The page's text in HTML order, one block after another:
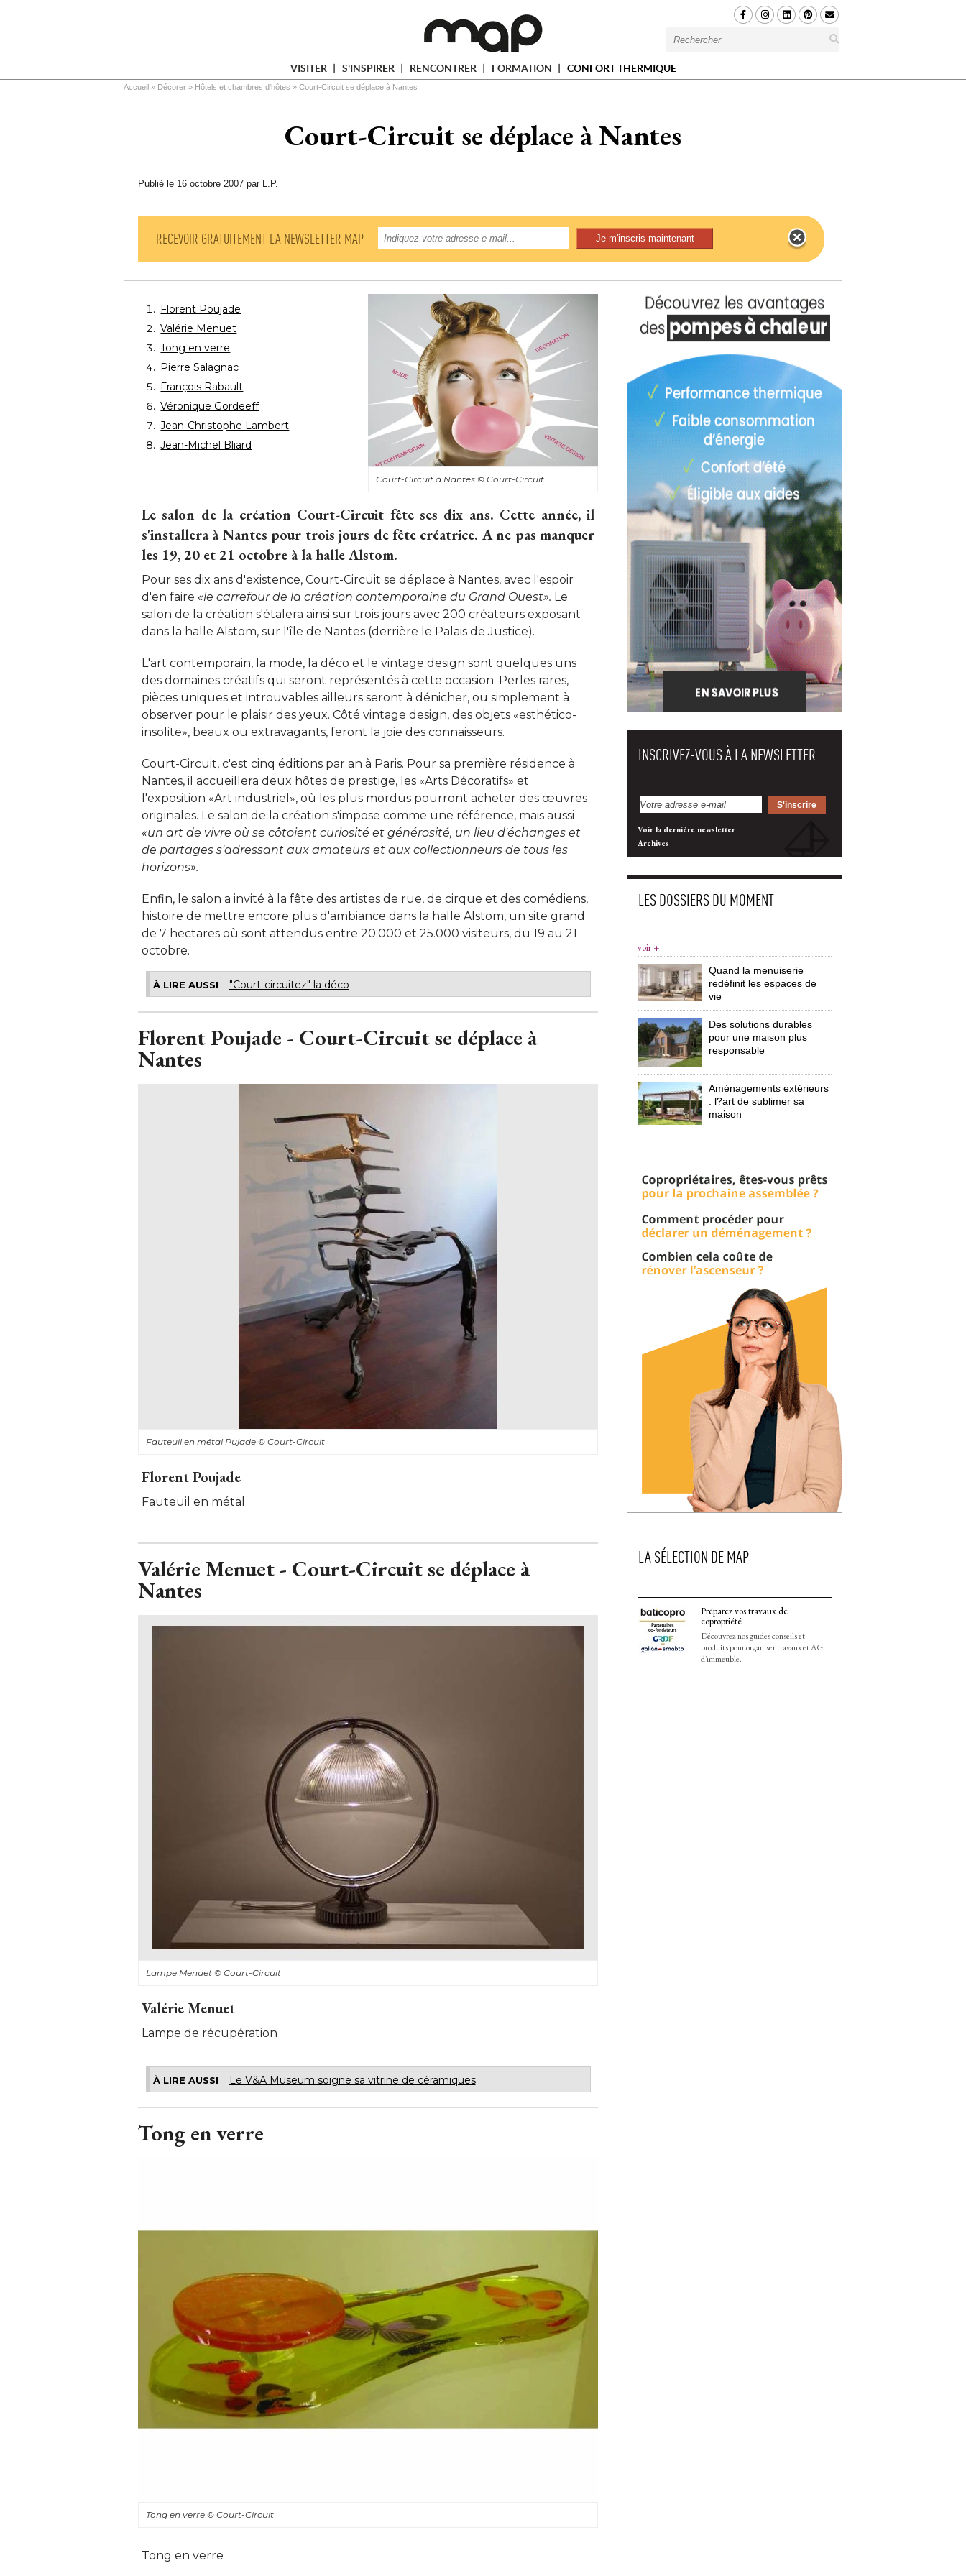
VISITER S'INSPIRER RENCONTRER FORMATION CONFORT THERMIQUE
Vous êtes ici
Accueil » Décorer » Hôtels et chambres d'hôtes » Court-Circuit se déplace à Nantes
Court-Circuit se déplace à Nantes
Publié le 16 octobre 2007 par L.P.
RECEVOIR GRATUITEMENT LA NEWSLETTER MAP
Court-Circuit à Nantes © Court-Circuit
Florent Poujade
Valérie Menuet
Tong en verre
Pierre Salagnac
François Rabault
Véronique Gordeeff
Jean-Christophe Lambert
Jean-Michel Bliard
Le salon de la création Court-Circuit fête ses dix ans. Cette année, il
s'installera à Nantes pour trois jours de fête créatrice. A ne pas manquer
les 19, 20 et 21 octobre à la halle Alstom.
Pour ses dix ans d'existence, Court-Circuit se déplace à Nantes, avec l'espoir
d'en faire «le carrefour de la création contemporaine du Grand Ouest». Le
salon de la création s'étalera ainsi sur trois jours avec 200 créateurs exposant
dans la halle Alstom, sur l'île de Nantes (derrière le Palais de Justice).
L'art contemporain, la mode, la déco et le vintage design sont quelques uns
des domaines créatifs qui seront représentés à cette occasion. Perles rares,
pièces uniques et introuvables ailleurs seront à dénicher, ou simplement à
observer pour le plaisir des yeux. Côté vintage design, des objets «esthético-
insolite», beaux ou extravagants, feront la joie des connaisseurs.
Court-Circuit, c'est cinq éditions par an à Paris. Pour sa première résidence à
Nantes, il accueillera deux hôtes de prestige, les «Arts Décoratifs» et
l'exposition «Art industriel», où les plus mordus pourront acheter des œuvres
originales. Le salon de la création s'impose comme une référence, mais aussi
«un art de vivre où se côtoient curiosité et générosité, un lieu d'échanges et
de partages s'adressant aux amateurs et aux collectionneurs de tous les
horizons».
Enfin, le salon a invité à la fête des artistes de rue, de cirque et des comédiens,
histoire de mettre encore plus d'ambiance dans la halle Alstom, un site grand
de 7 hectares où sont attendus entre 20.000 et 25.000 visiteurs, du 19 au 21
octobre.
À LIRE AUSSI "Court-circuitez" la déco
Florent Poujade - Court-Circuit se déplace à
Nantes
Fauteuil en métal Pujade© Court-Circuit
Florent Poujade
Fauteuil en métal
Valérie Menuet - Court-Circuit se déplace à
Nantes
Lampe Menuet© Court-Circuit
Valérie Menuet
Lampe de récupération
À LIRE AUSSI Le V&A Museum soigne sa vitrine de céramiques
Tong en verre
Tong en verre© Court-Circuit
Tong en verre
INSCRIVEZ-VOUS À LA NEWSLETTER
Voir la dernière newsletter
Archives
LES DOSSIERS DU MOMENT
voir +
Quand la menuiserie
redéfinit les espaces de
vie
Des solutions durables
pour une maison plus
responsable
Aménagements extérieurs
: l?art de sublimer sa
maison
LA SÉLECTION DE MAP
Préparez vos travaux de
copropriété
Découvrez nos guides conseils et
produits pour organiser travaux et AG
d'immeuble.